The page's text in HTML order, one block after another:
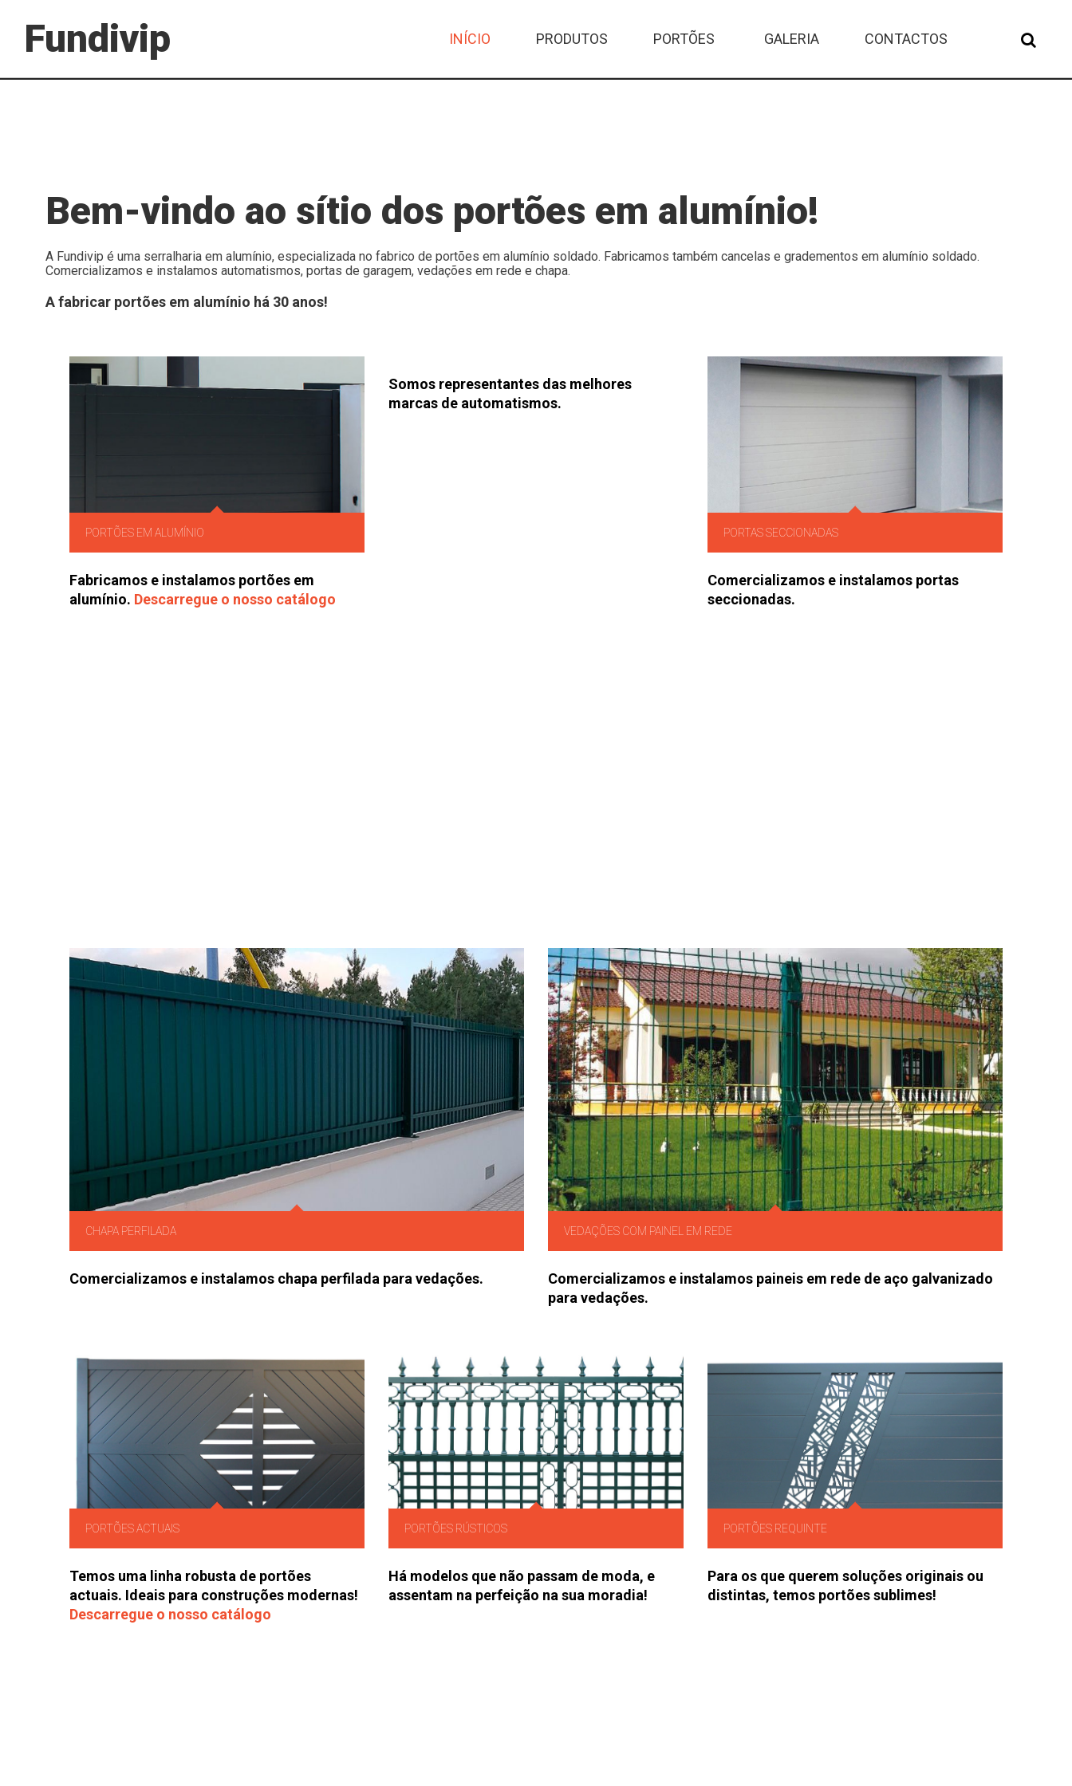
Fundivip INÍCIO PRODUTOS PORTÕES GALERIA CONTACTOS
Bem-vindo ao sítio dos portões em alumínio!
A Fundivip é uma serralharia em alumínio, especializada no fabrico de portões em alumínio soldado. Fabricamos também cancelas e gradementos em alumínio soldado.
Comercializamos e instalamos automatismos, portas de garagem, vedações em rede e chapa.
A fabricar portões em alumínio há 30 anos!
PORTÕES EM ALUMÍNIO
Fabricamos e instalamos portões em
alumínio. Descarregue o nosso catálogo
Somos representantes das melhores
marcas de automatismos.
PORTAS SECCIONADAS
Comercializamos e instalamos portas
seccionadas.
CHAPA PERFILADA
Comercializamos e instalamos chapa perfilada para vedações.
VEDAÇÕES COM PAINEL EM REDE
Comercializamos e instalamos paineis em rede de aço galvanizado
para vedações.
PORTÕES ACTUAIS
Temos uma linha robusta de portões
actuais. Ideais para construções modernas!
Descarregue o nosso catálogo
PORTÕES RÚSTICOS
Há modelos que não passam de moda, e
assentam na perfeição na sua moradia!
PORTÕES REQUINTE
Para os que querem soluções originais ou
distintas, temos portões sublimes!